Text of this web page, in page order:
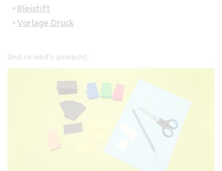
Bleistift
Vorlage Druck
Und so wird's gemacht: